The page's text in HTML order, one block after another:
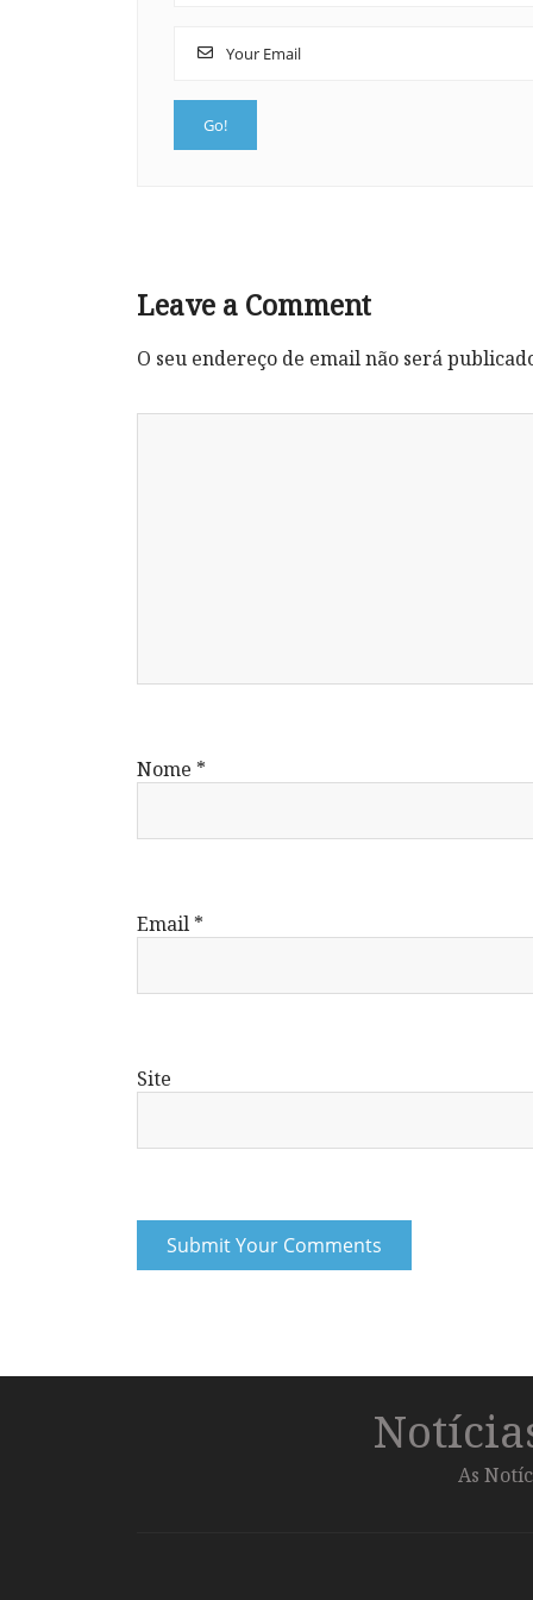
Leave a Comment
O seu endereço de email não será
Nome *
Email *
Site
As